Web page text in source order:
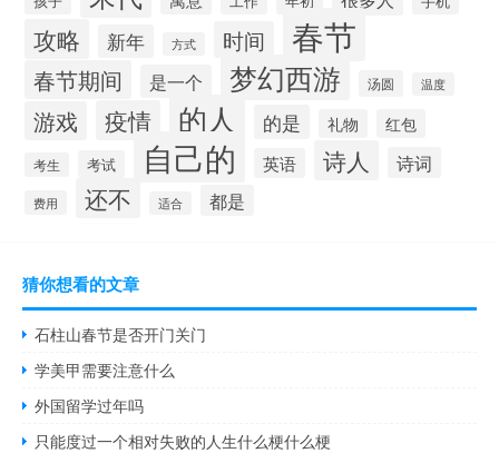
攻略 新年 方式 时间 春节
春节期间 是一个 梦幻西游 汤圆 温度
游戏 疫情 的人 的是 礼物 红包
考生 考试 自己的 英语 诗人 诗词
费用 还不 适合 都是
猜你想看的文章
石柱山春节是否开门关门
学美甲需要注意什么
外国留学过年吗
只能度过一个相对失败的人生什么梗什么梗